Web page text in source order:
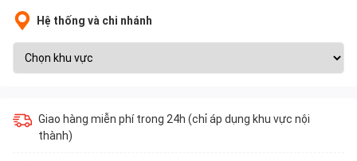
Hệ thống và chi nhánh
Giao hàng miễn phí trong 24h (chỉ áp dụng khu vực nội
thành)